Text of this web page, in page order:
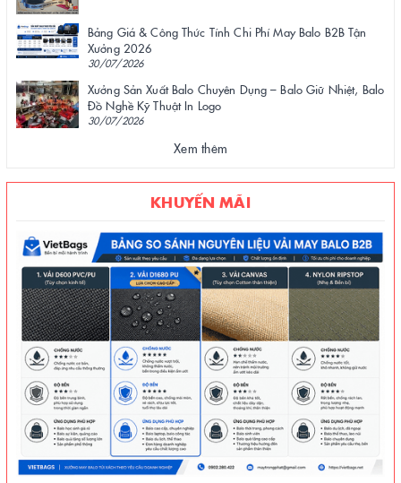
Bảng Giá & Công Thức Tính Chi Phí May Balo B2B Tận
Xưởng 2026
30/07/2026
Xưởng Sản Xuất Balo Chuyên Dụng – Balo Giữ Nhiệt, Balo
Đồ Nghề Kỹ Thuật In Logo
30/07/2026
Xem thêm
KHUYẾN MÃI